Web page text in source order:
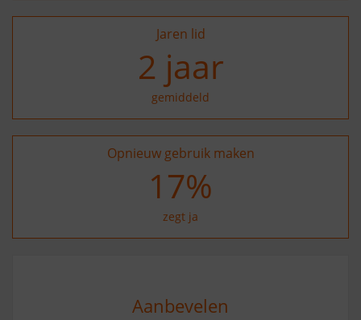
Jaren lid
2 jaar
gemiddeld
Opnieuw gebruik maken
27%
zegt ja
Aanbevelen